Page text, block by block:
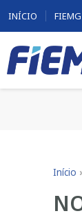
INÍCIO FIEMG
Início